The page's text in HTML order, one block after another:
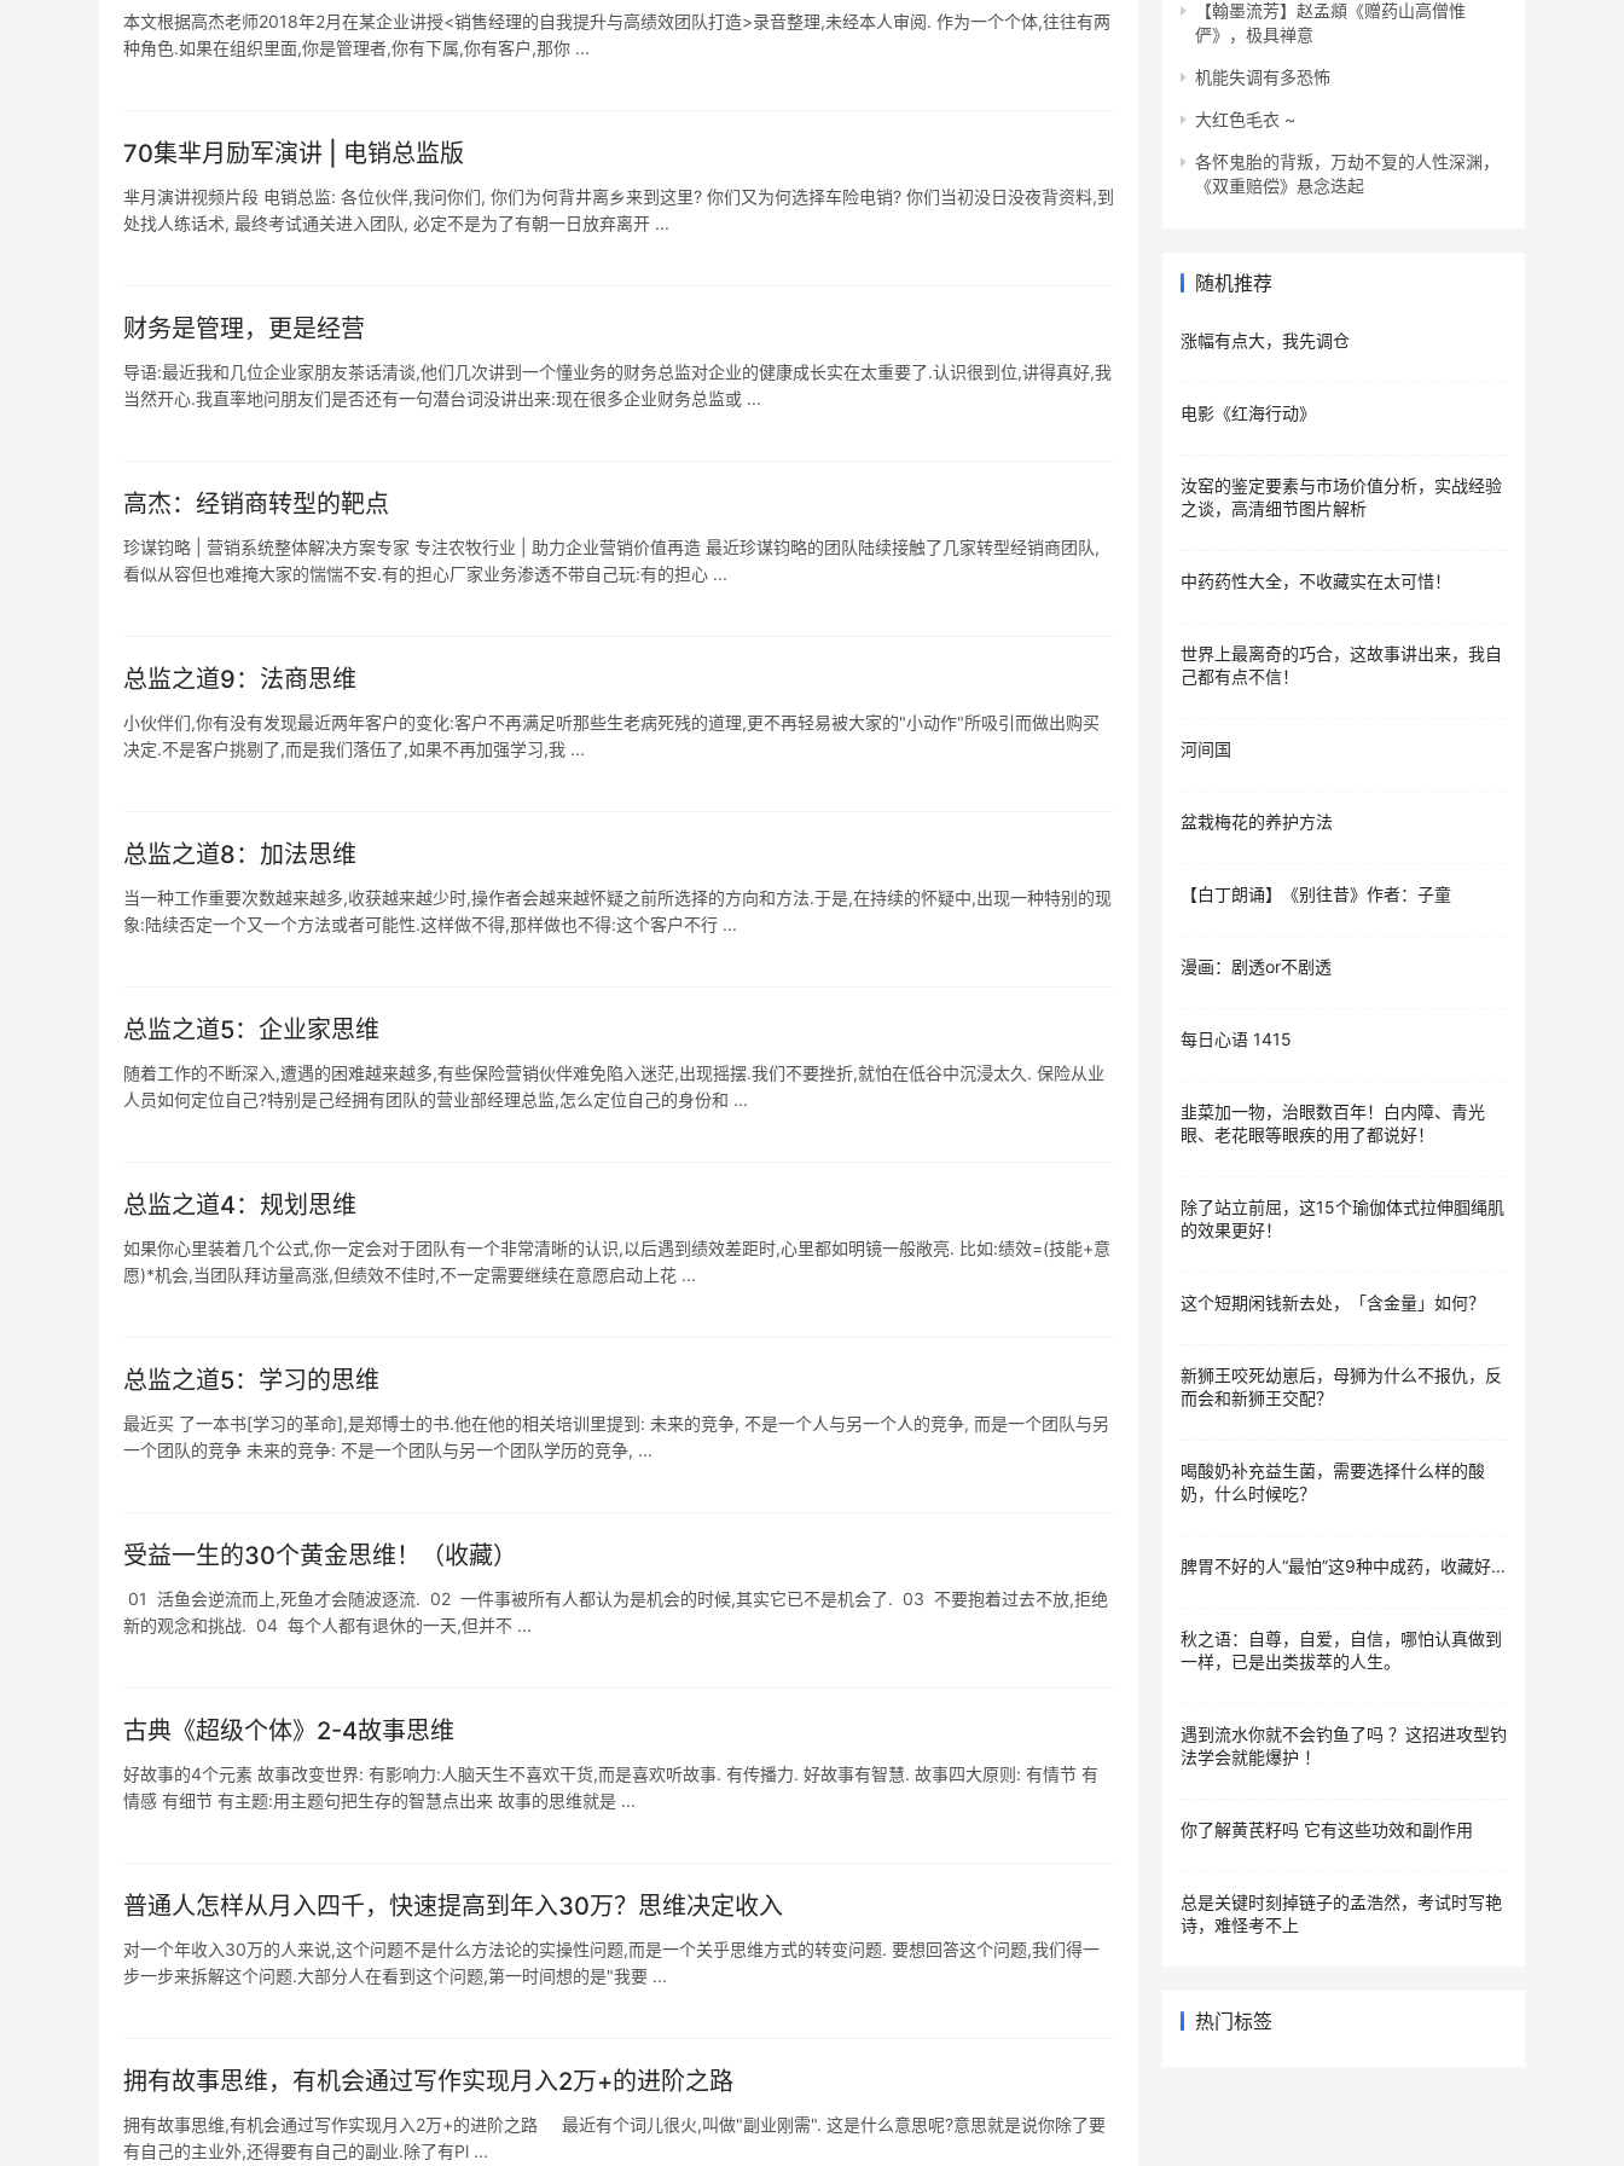
本文根据高杰老师2018年2月在某企业讲授<销售经理的自我提升与高绩效团队打造>录音整理,未经本人审阅. 作为一个个体,往往有两
种角色.如果在组织里面,你是管理者,你有下属,你有客户,那你 ...
70集芈月励军演讲 | 电销总监版
芈月演讲视频片段 电销总监: 各位伙伴,我问你们, 你们为何背井离乡来到这里? 你们又为何选择车险电销? 你们当初没日没夜背资料,到
处找人练话术, 最终考试通关进入团队, 必定不是为了有朝一日放弃离开 ...
财务是管理，更是经营
导语:最近我和几位企业家朋友茶话清谈,他们几次讲到一个懂业务的财务总监对企业的健康成长实在太重要了.认识很到位,讲得真好,我
当然开心.我直率地问朋友们是否还有一句潜台词没讲出来:现在很多企业财务总监或 ...
高杰：经销商转型的靶点
珍谋钧略 | 营销系统整体解决方案专家 专注农牧行业 | 助力企业营销价值再造 最近珍谋钧略的团队陆续接触了几家转型经销商团队,
看似从容但也难掩大家的惴惴不安.有的担心厂家业务渗透不带自己玩:有的担心 ...
总监之道9：法商思维
小伙伴们,你有没有发现最近两年客户的变化:客户不再满足听那些生老病死残的道理,更不再轻易被大家的"小动作"所吸引而做出购买
决定.不是客户挑剔了,而是我们落伍了,如果不再加强学习,我 ...
总监之道8：加法思维
当一种工作重要次数越来越多,收获越来越少时,操作者会越来越怀疑之前所选择的方向和方法.于是,在持续的怀疑中,出现一种特别的现
象:陆续否定一个又一个方法或者可能性.这样做不得,那样做也不得:这个客户不行 ...
总监之道5：企业家思维
随着工作的不断深入,遭遇的困难越来越多,有些保险营销伙伴难免陷入迷茫,出现摇摆.我们不要挫折,就怕在低谷中沉浸太久. 保险从业
人员如何定位自己?特别是己经拥有团队的营业部经理总监,怎么定位自己的身份和 ...
总监之道4：规划思维
如果你心里装着几个公式,你一定会对于团队有一个非常清晰的认识,以后遇到绩效差距时,心里都如明镜一般敞亮. 比如:绩效=(技能+意
愿)*机会,当团队拜访量高涨,但绩效不佳时,不一定需要继续在意愿启动上花 ...
总监之道5：学习的思维
最近买 了一本书[学习的革命],是郑博士的书.他在他的相关培训里提到: 未来的竞争, 不是一个人与另一个人的竞争, 而是一个团队与另
一个团队的竞争 未来的竞争: 不是一个团队与另一个团队学历的竞争, ...
受益一生的30个黄金思维！（收藏）
01 活鱼会逆流而上,死鱼才会随波逐流. 02 一件事被所有人都认为是机会的时候,其实它已不是机会了. 03 不要抱着过去不放,拒绝
新的观念和挑战. 04 每个人都有退休的一天,但并不 ...
古典《超级个体》2-4故事思维
好故事的4个元素 故事改变世界: 有影响力:人脑天生不喜欢干货,而是喜欢听故事. 有传播力. 好故事有智慧. 故事四大原则: 有情节 有
情感 有细节 有主题:用主题句把生存的智慧点出来 故事的思维就是 ...
普通人怎样从月入四千，快速提高到年入30万？思维决定收入
对一个年收入30万的人来说,这个问题不是什么方法论的实操性问题,而是一个关乎思维方式的转变问题. 要想回答这个问题,我们得一
步一步来拆解这个问题.大部分人在看到这个问题,第一时间想的是"我要 ...
拥有故事思维，有机会通过写作实现月入2万+的进阶之路
拥有故事思维,有机会通过写作实现月入2万+的进阶之路 最近有个词儿很火,叫做"副业刚需". 这是什么意思呢?意思就是说你除了要
有自己的主业外,还得要有自己的副业.除了有Pl ...
【翰墨流芳】赵孟頫《赠药山高僧惟
俨》，极具禅意
机能失调有多恐怖
大红色毛衣 ~
各怀鬼胎的背叛，万劫不复的人性深渊，
《双重赔偿》悬念迭起
随机推荐
涨幅有点大，我先调仓
电影《红海行动》
汝窑的鉴定要素与市场价值分析，实战经验
之谈，高清细节图片解析
中药药性大全，不收藏实在太可惜！
世界上最离奇的巧合，这故事讲出来，我自
己都有点不信！
河间国
盆栽梅花的养护方法
【白丁朗诵】《别往昔》作者：子童
漫画：剧透or不剧透
每日心语 1415
韭菜加一物，治眼数百年！白内障、青光
眼、老花眼等眼疾的用了都说好！
除了站立前屈，这15个瑜伽体式拉伸腘绳肌
的效果更好！
这个短期闲钱新去处，「含金量」如何？
新狮王咬死幼崽后，母狮为什么不报仇，反
而会和新狮王交配？
喝酸奶补充益生菌，需要选择什么样的酸
奶，什么时候吃？
脾胃不好的人“最怕”这9种中成药，收藏好...
秋之语：自尊，自爱，自信，哪怕认真做到
一样，已是出类拔萃的人生。
遇到流水你就不会钓鱼了吗 ？这招进攻型钓
法学会就能爆护 ！
你了解黄芪籽吗 它有这些功效和副作用
总是关键时刻掉链子的孟浩然，考试时写艳
诗，难怪考不上
热门标签